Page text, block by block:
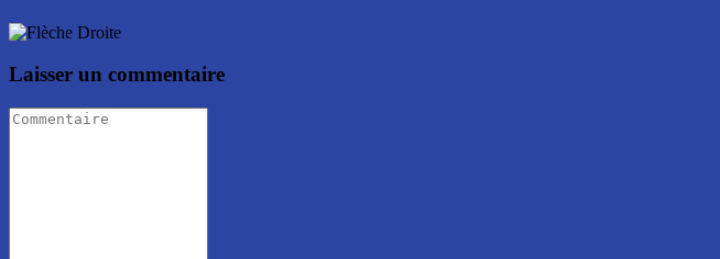
Laisser un commentaire